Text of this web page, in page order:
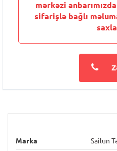
mərkəzi
sifarişlə bağlı
Marka Sailun